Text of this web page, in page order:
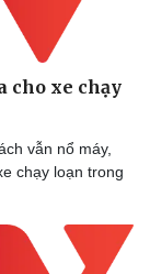
cho xe chạy
vẫn nổ máy,
chạy loạn trong